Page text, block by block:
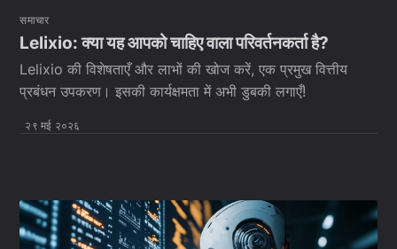
समाचार
Lelixio: क्या यह आपको चाहिए वाला परिवर्तनकर्ता है?
Lelixio की विशेषताएँ और लाभों की खोज करें, एक प्रमुख वित्तीय
प्रबंधन उपकरण। इसकी कार्यक्षमता में अभी डुबकी लगाएँ!
२९ मई २०२६